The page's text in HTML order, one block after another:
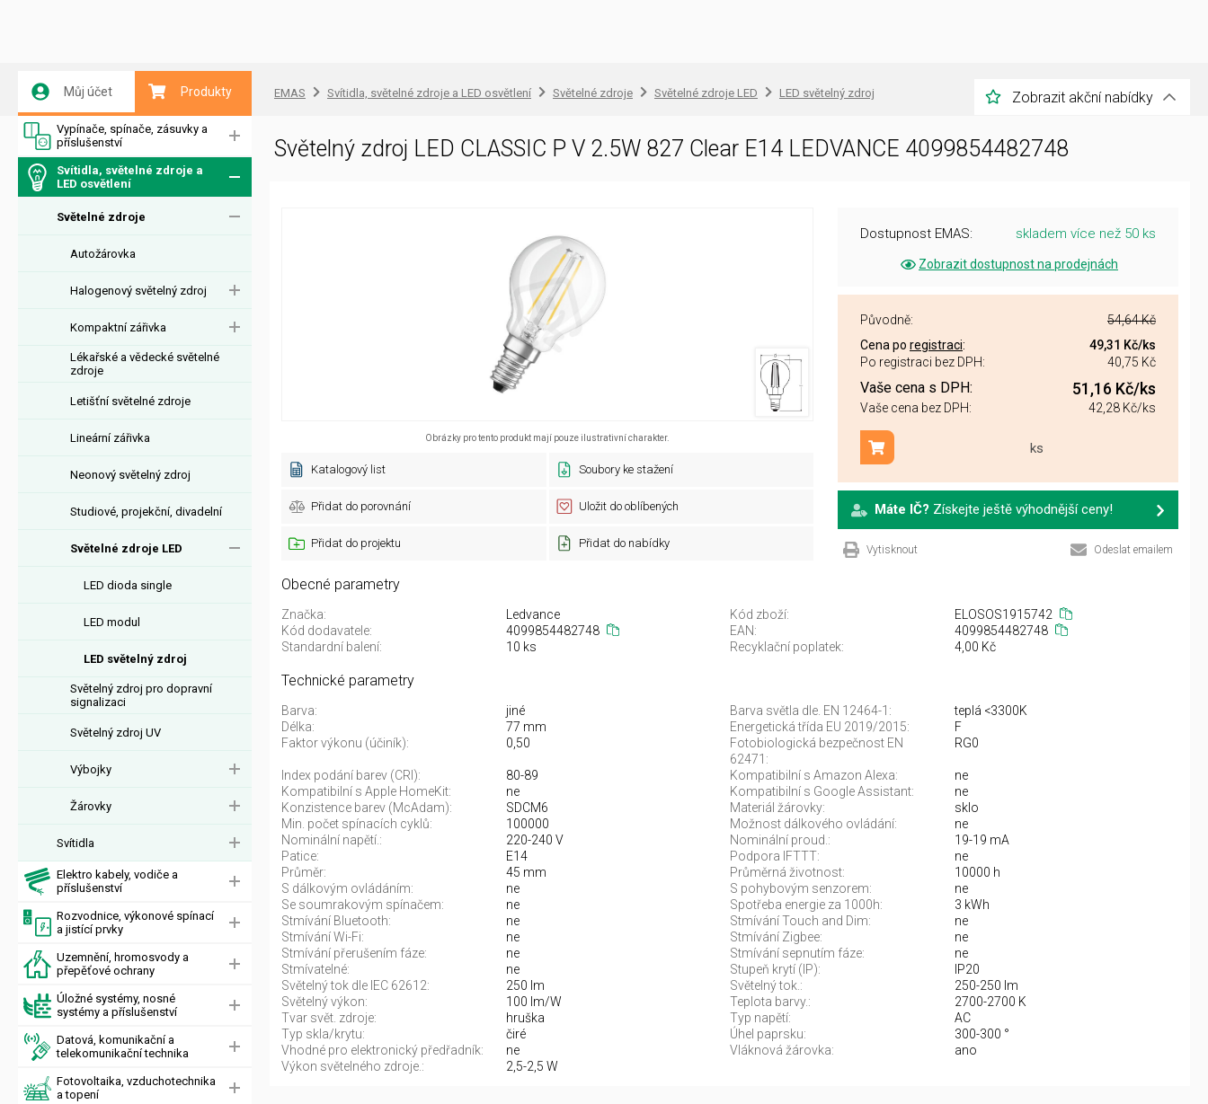
Můj účet Produkty
Vypínače, spínače, zásuvky a
příslušenství
Svítidla, světelné zdroje a
LED osvětlení
Světelné zdroje
Autožárovka
Halogenový světelný zdroj
Kompaktní zářivka
Lékařské a vědecké světelné
zdroje
Letišťní světelné zdroje
Lineární zářivka
Neonový světelný zdroj
Studiové, projekční, divadelní
Světelné zdroje LED
LED dioda single
LED modul
LED světelný zdroj
Světelný zdroj pro dopravní
signalizaci
Světelný zdroj UV
Výbojky
Žárovky
Svítidla
Elektro kabely, vodiče a
příslušenství
Rozvodnice, výkonové spínací
a jistící prvky
Uzemnění, hromosvody a
přepěťové ochrany
Úložné systémy, nosné
systémy a příslušenství
Datová, komunikační a
telekomunikační technika
Fotovoltaika, vzduchotechnika
a topení
EMAS Svítidla, světelné zdroje a LED osvětlení Světelné zdroje Světelné zdroje LED LED světelný zdroj Zobrazit akční nabídky
Světelný zdroj LED CLASSIC P V 2.5W 827 Clear E14 LEDVANCE 4099854482748
Obrázky pro tento produkt mají pouze ilustrativní charakter.
Katalogový list Soubory ke stažení
Přidat do porovnání Uložit do oblíbených
Přidat do projektu Přidat do nabídky
Dostupnost EMAS: skladem více než 50 ks
Zobrazit dostupnost na prodejnách
Původně:
54,64 Kč
Cena po registraci: 49,31 Kč/ks
Po registraci bez DPH:
40,75 Kč
Vaše cena s DPH: 51,16 Kč/ks
Vaše cena bez DPH: 42,28 Kč/ks
ks
Přidat do košíku
Máte IČ? Získejte ještě výhodnější ceny!
Vytisknout Odeslat emailem
Obecné parametry
Značka: Ledvance Kód zboží:
ELOSOS1915742
Kód dodavatele:
4099854482748 EAN:
4099854482748
Standardní balení:
10 ks Recyklační poplatek: 4,00 Kč
Technické parametry
Barva: jiné Barva světla dle. EN 12464-1:
teplá <3300K
Délka:
77 mm Energetická třída EU 2019/2015:
F
Faktor výkonu (účiník):
0,50
Fotobiologická bezpečnost EN
62471:
RG0
Index podání barev (CRI): 80-89 Kompatibilní s Amazon Alexa:
ne
Kompatibilní s Apple HomeKit:
ne Kompatibilní s Google Assistant:
ne
Konzistence barev (McAdam):
SDCM6 Materiál žárovky:
sklo
Min. počet spínacích cyklů:
100000 Možnost dálkového ovládání:
ne
Nominální napětí.:
220-240 V Nominální proud.:
19-19 mA
Patice:
E14 Podpora IFTTT:
ne
Průměr:
45 mm Průměrná životnost:
10000 h
S dálkovým ovládáním:
ne S pohybovým senzorem:
ne
Se soumrakovým spínačem:
ne Spotřeba energie za 1000h:
3 kWh
Stmívání Bluetooth:
ne Stmívání Touch and Dim:
ne
Stmívání Wi-Fi:
ne Stmívání Zigbee:
ne
Stmívání přerušením fáze:
ne Stmívání sepnutím fáze:
ne
Stmívatelné:
ne Stupeň krytí (IP):
IP20
Světelný tok dle IEC 62612:
250 lm Světelný tok.:
250-250 lm
Světelný výkon:
100 lm/W Teplota barvy.:
2700-2700 K
Tvar svět. zdroje:
hruška Typ napětí:
AC
Typ skla/krytu:
čiré Úhel paprsku:
300-300 °
Vhodné pro elektronický předřadník:
ne Vláknová žárovka:
ano
Výkon světelného zdroje.:
2,5-2,5 W